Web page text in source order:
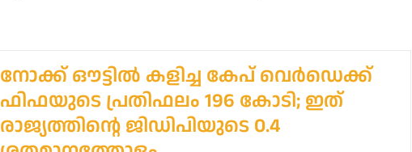
നോക്ക് ഔട്ടിൽ കളിച്ച കേപ് വെർഡെക്ക്
ഫിഫയുടെ പ്രതിഫലം 196 കോടി; ഇത്
രാജ്യത്തിന്റെ ജിഡിപിയുടെ 0.4